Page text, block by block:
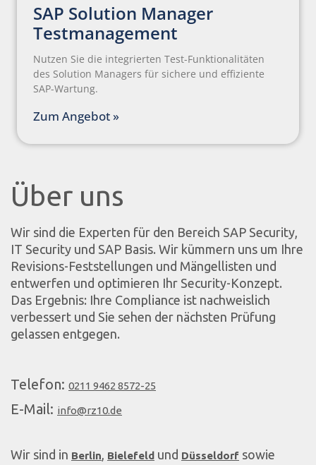
SAP Solution Manager
Testmanagement
Nutzen Sie die integrierten Test-Funktionalitäten
des Solution Managers für sichere und effiziente
SAP-Wartung.
Zum Angebot »
Über uns
Wir sind die Experten für den Bereich SAP Security,
IT Security und SAP Basis. Wir kümmern uns um Ihre
Revisions-Feststellungen und Mängellisten und
entwerfen und optimieren Ihr Security-Konzept.
Das Ergebnis: Ihre Compliance ist nachweislich
verbessert und Sie sehen der nächsten Prüfung
gelassen entgegen.
Telefon: 0211 9462 8572-25
E-Mail: info@rz10.de
Wir sind in Berlin, Bielefeld und Düsseldorf sowie